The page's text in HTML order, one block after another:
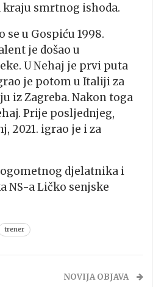
smrtnog ishoda.
se u Gospiću 1998.
je došao u
U Nehaj je prvi puta
je potom u Italiji za
iz Zagreba. Nakon toga
Prije posljednjeg,
2021. igrao je i za
djelatnika i
NS-a Ličko senjske
trener
NOVIJA OBJAVA